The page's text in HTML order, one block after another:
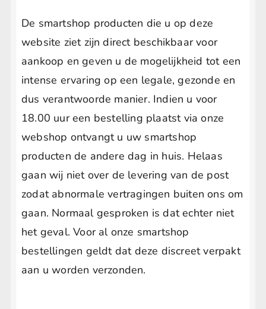
De smartshop producten die u op deze
website ziet zijn direct beschikbaar voor
aankoop en geven u de mogelijkheid tot een
intense ervaring op een legale, gezonde en
dus verantwoorde manier. Indien u voor
18.00 uur een bestelling plaatst via onze
webshop ontvangt u uw smartshop
producten de andere dag in huis. Helaas
gaan wij niet over de levering van de post
zodat abnormale vertragingen buiten ons om
gaan. Normaal gesproken is dat echter niet
het geval. Voor al onze smartshop
bestellingen geldt dat deze discreet verpakt
aan u worden verzonden.